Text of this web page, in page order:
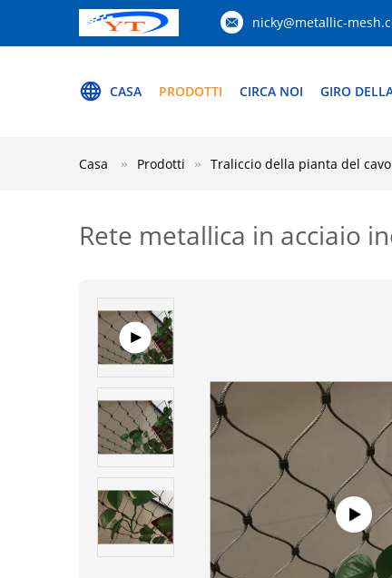
nicky@metallic-
CASA PRODOTTI CIRCA NOI GIRO
Casa Prodotti Traliccio della pianta del
Rete metallica in acciaio